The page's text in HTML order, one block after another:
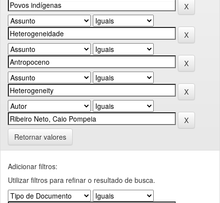
Retornar valores
Adicionar filtros:
Utilizar filtros para refinar o resultado de busca.